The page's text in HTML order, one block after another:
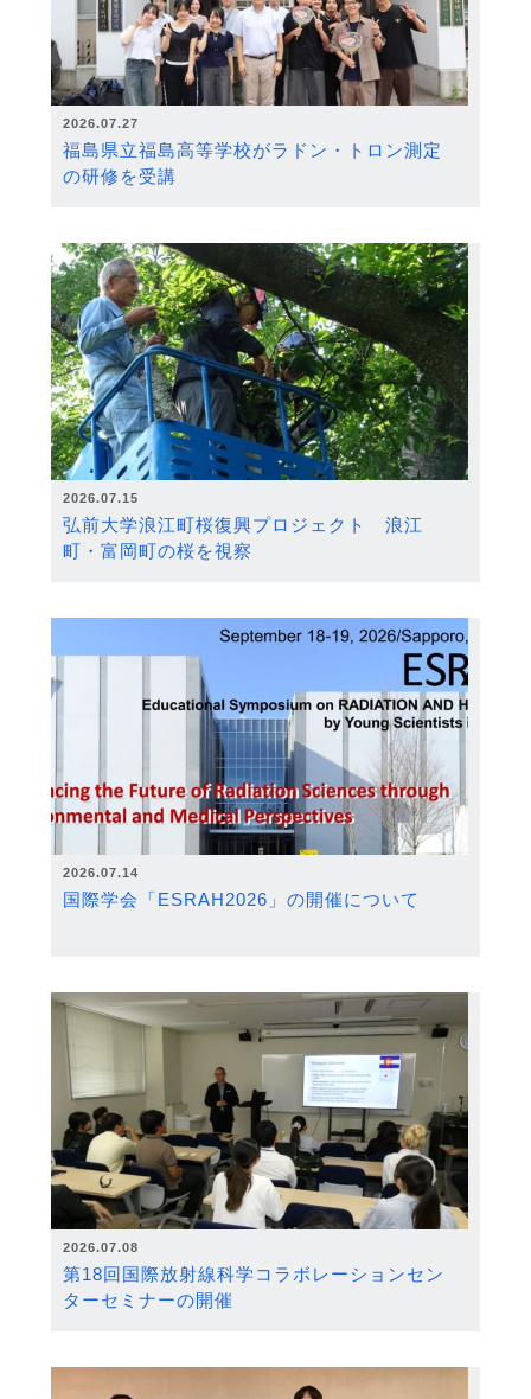
2026.07.27
福島県立福島高等学校がラドン・トロン測定
の研修を受講
2026.07.15
弘前大学浪江町桜復興プロジェクト 浪江
町・富岡町の桜を視察
2026.07.14
国際学会「ESRAH2026」の開催について
2026.07.08
第18回国際放射線科学コラボレーションセン
ターセミナーの開催